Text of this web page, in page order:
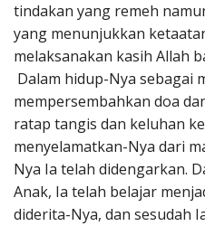
tindakan yang remeh
yang menunjukkan
melaksanakan kasih Allah
Dalam hidup-Nya sebagai
mempersembahkan doa
ratap tangis dan keluhan
menyelamatkan-Nya dari
Nya Ia telah didengarkan.
Anak, Ia telah belajar
diderita-Nya, dan sesudah